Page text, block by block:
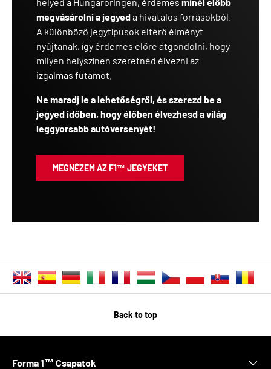
megvásárolni a jegyeda hivatalos forrásokból.
A különböző jegytípusok eltérő élményt
nyújtanak, így érdemes előre átgondolni, hogy
milyen helyszínen szeretnéd élvezni az
izgalmas futamot.
Ne maradj le a lehetőségről, és szerezd be a
jegyed időben, hogy élőben élvezhesd a világ
leggyorsabb autóversenyét!
MEGNÉZEM AZ F1™ JEGYEKET
Back to top
Forma 1™ Csapatok